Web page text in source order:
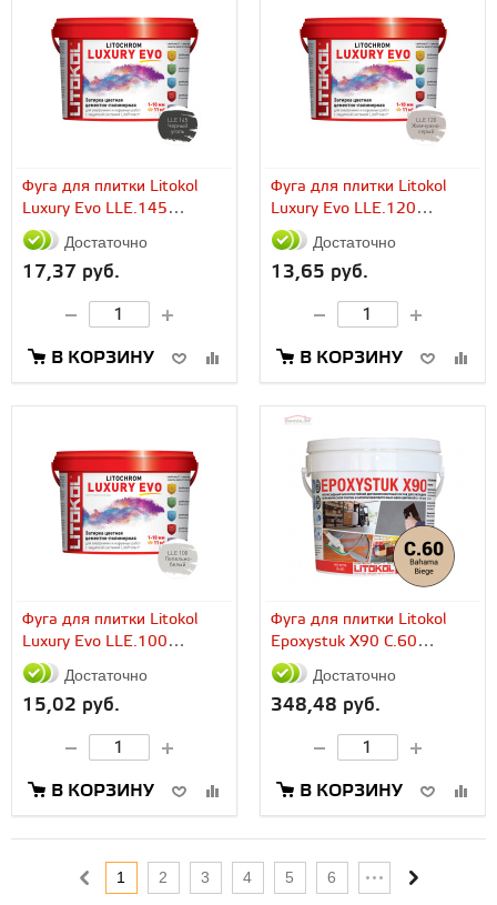
Фуга для плитки Litokol
Luxury Evo LLE.145
черный уголь (2...
Достаточно
17,37 руб.
В КОРЗИНУ
Фуга для плитки Litokol
Luxury Evo LLE.120
жемчужно-серая (2...
Достаточно
13,65 руб.
В КОРЗИНУ
Фуга для плитки Litokol
Luxury Evo LLE.100
пепельно-белая (2...
Достаточно
15,02 руб.
В КОРЗИНУ
Фуга для плитки Litokol
Epoxystuk X90 C.60
Bahama Biege (10...
Достаточно
348,48 руб.
В КОРЗИНУ
1 2 3 4 5 6